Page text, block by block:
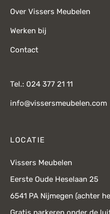
Over Vissers Meubelen
Werken bij
Contact
Tel.: 024 377 21 11
info@vissersmeubelen.com
LOCATIE
Vissers Meubelen
Eerste Oude Heselaan 25
6541 PA Nijmegen (achter